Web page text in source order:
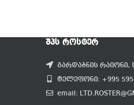
ᲨᲞᲡ ᲠᲝᲡᲢᲔᲠ
გარდაბნის
ტელეფონი: +995 595
email: